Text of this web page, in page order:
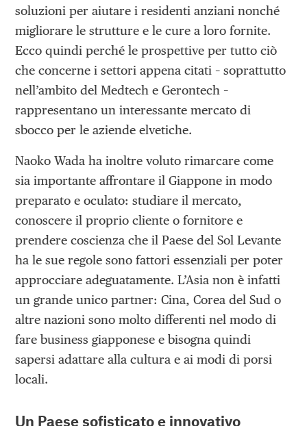
soluzioni per aiutare i residenti anziani nonché
migliorare le strutture e le cure a loro fornite.
Ecco quindi perché le prospettive per tutto ciò
che concerne i settori appena citati – soprattutto
nell’ambito del Medtech e Gerontech –
rappresentano un interessante mercato di
sbocco per le aziende elvetiche.
Naoko Wada ha inoltre voluto rimarcare come
sia importante affrontare il Giappone in modo
preparato e oculato: studiare il mercato,
conoscere il proprio cliente o fornitore e
prendere coscienza che il Paese del Sol Levante
ha le sue regole sono fattori essenziali per poter
approcciare adeguatamente. L’Asia non è infatti
un grande unico partner: Cina, Corea del Sud o
altre nazioni sono molto differenti nel modo di
fare business giapponese e bisogna quindi
sapersi adattare alla cultura e ai modi di porsi
locali.
Un Paese sofisticato e innovativo